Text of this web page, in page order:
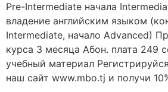
Pre-Intermediate начала
владение английским языком
Intermediate, начало Advanced)
курса 3 месяца Абон. плата 249
учебный материал
наш сайт www.mbo.tj и получи